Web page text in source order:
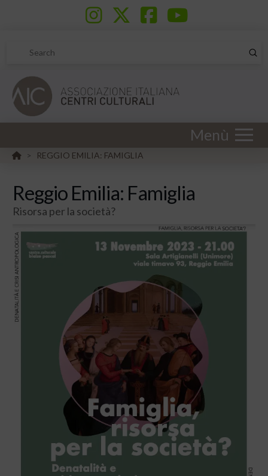
Search
Menù
HOME
> REGGIO EMILIA: FAMIGLIA
Reggio Emilia: Famiglia
Risorsa per la società?